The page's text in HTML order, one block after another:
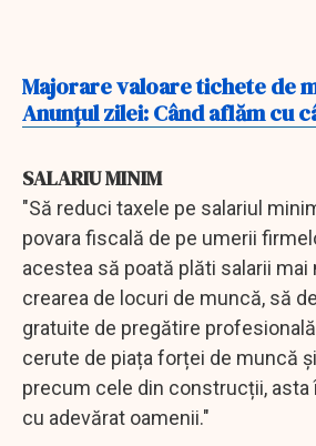
Majorare valoare tichete de
Anunţul zilei: Când aflăm cu
SALARIU MINIM
"Să reduci taxele pe salariul
povara fiscală de pe umerii
acestea să poată plăti salarii
crearea de locuri de muncă, să
gratuite de pregătire
cerute de piața forței de muncă
precum cele din construcții, asta
cu adevărat oamenii."